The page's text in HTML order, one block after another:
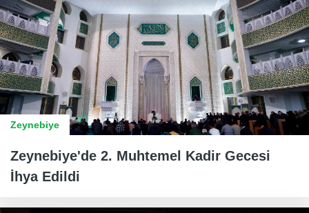
Zeynebiye
Zeynebiye'de 2. Muhtemel Kadir Gecesi
İhya Edildi